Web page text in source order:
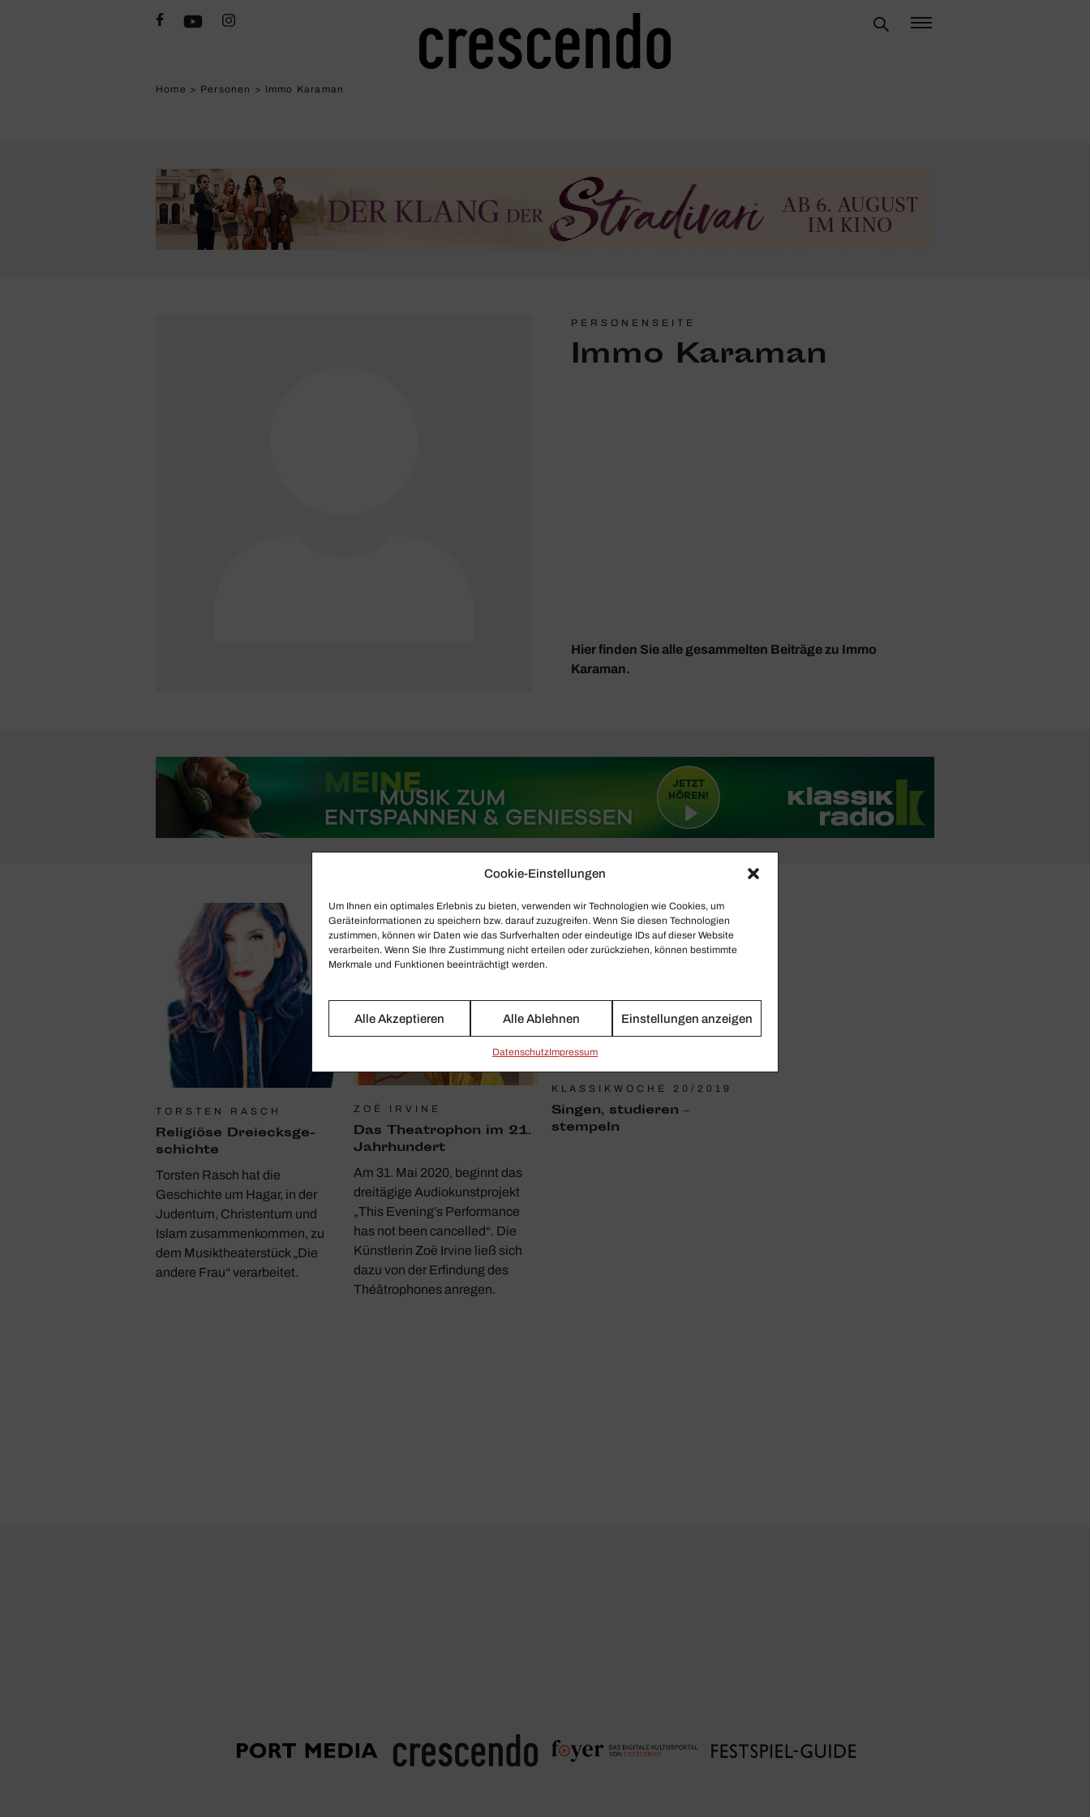
Cookie-Einstellungen
Um Ihnen ein optimales Erlebnis zu bieten, verwenden wir Technologien wie Cookies, um
Geräteinformationen zu speichern bzw. darauf zuzugreifen. Wenn Sie diesen Technologien
zustimmen, können wir Daten wie das Surfverhalten oder eindeutige IDs auf dieser Website
verarbeiten. Wenn Sie Ihre Zustimmung nicht erteilen oder zurückziehen, können bestimmte
Merkmale und Funktionen beeinträchtigt werden.
Alle Akzeptieren Alle Ablehnen Einstellungen anzeigen
Daten­schutzImpressum
Home > Personen > Immo Karaman
PERSONENSEITE
Immo Karaman
Hier finden Sie alle gesammelten Beiträge zu Immo
Karaman.
TORSTEN RASCH
Reli­giöse Drei­ecks­ge­
schichte
Torsten Rasch hat die
Geschichte um Hagar, in der
Judentum, Christentum und
Islam zusammenkommen, zu
dem Musiktheaterstück „Die
andere Frau“ verarbeitet.
ZOË IRVINE
Das Theatro­phon im 21.
Jahr­hun­dert
Am 31. Mai 2020, beginnt das
dreitägige Audiokunstprojekt
„This Evening’s Performance
has not been cancelled“. Die
Künstlerin Zoë Irvine ließ sich
dazu von der Erfindung des
Théâtrophones anregen.
KLASSIKWOCHE 20/2019
Singen, studieren –
stem­peln